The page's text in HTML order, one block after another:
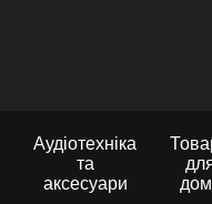
Аудіотехніка
та
аксесуари